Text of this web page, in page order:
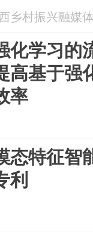
乡村振兴融媒
化学习的
高基于强
率
态特征智
利